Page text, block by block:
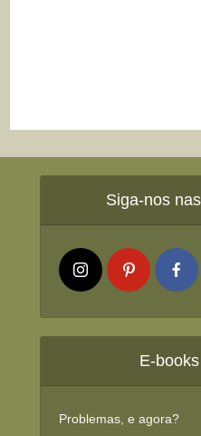
Siga-nos
E-
Problemas, e agora?